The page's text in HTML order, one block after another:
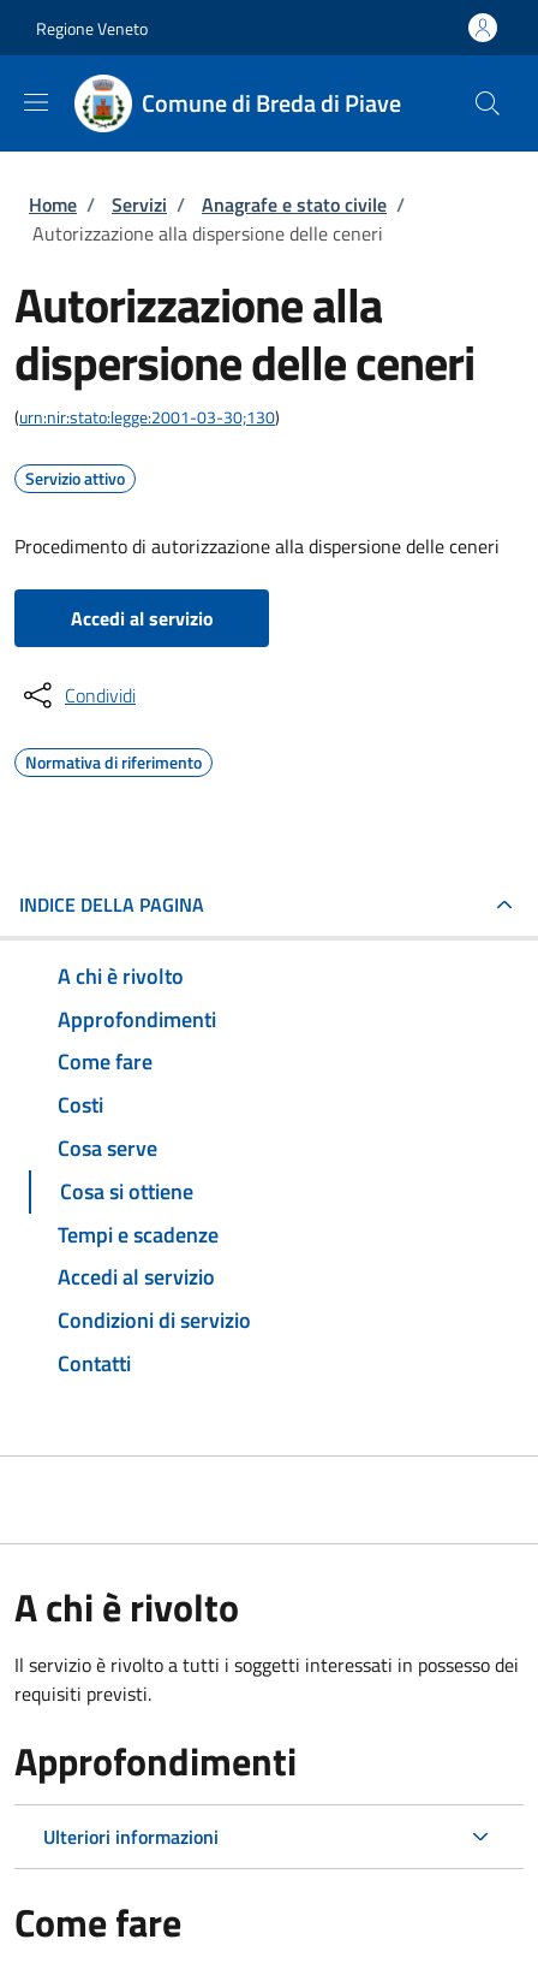
Regione Veneto
Comune di Breda di Piave
Briciole di pane
Home / Servizi / Anagrafe e stato civile /
Autorizzazione alla dispersione delle ceneri
Autorizzazione alla
dispersione delle ceneri
(urn:nir:stato:legge:2001-03-30;130)
Servizio attivo
Procedimento di autorizzazione alla dispersione delle ceneri
Accedi al servizio
Condividi
Normativa di riferimento
INDICE DELLA PAGINA
A chi è rivolto
Approfondimenti
Come fare
Costi
Cosa serve
Cosa si ottiene
Tempi e scadenze
Accedi al servizio
Condizioni di servizio
Contatti
A chi è rivolto
Il servizio è rivolto a tutti i soggetti interessati in possesso dei
requisiti previsti.
Approfondimenti
Ulteriori informazioni
Come fare